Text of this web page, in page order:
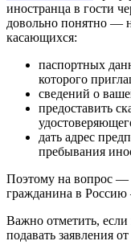
иностранца в гости
довольно понятно —
касающихся:
паспортных
которого
сведений о
предоставить
дать адрес
пребывания
Поэтому на вопрос ―
гражданина в
Важно отметить, если
подавать заявления